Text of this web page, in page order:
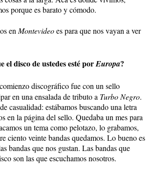
porque es barato y cómodo.
enMontevideoes para que nos vayan a ver
el disco de ustedes esté porEuropa?
discográfico fue con un sello
en una ensalada de tributo a Turbo Negro.
casualidad: estábamos buscando una letra
en la página del sello. Quedaba un mes para
un tema como pelotazo, lo grabamos,
ciento veinte bandas quedamos. Lo bueno es
bandas que nos gustan. Las bandas que
son las que escuchamos nosotros.